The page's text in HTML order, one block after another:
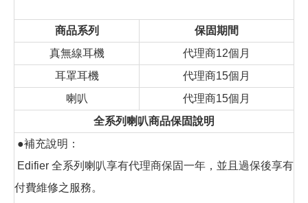
商品系列
保固期間
真無線耳機
代理商12個月
耳罩耳機
代理商15個月
喇叭
代理商15個月
全系列喇叭商品保固說明
●補充說明：
Edifier 全系列喇叭享有代理商保固一年，並且過保後享有
付費維修之服務。